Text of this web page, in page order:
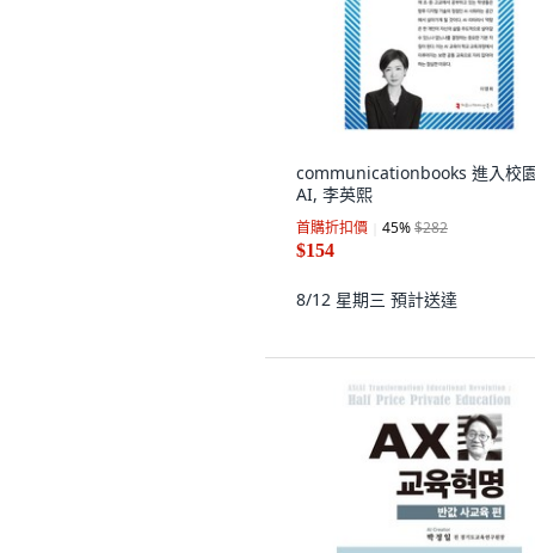
communicationbooks 進入校
AI, 李英熙
首購折扣價 45%$282
$154
8/12 星期三 預計送達